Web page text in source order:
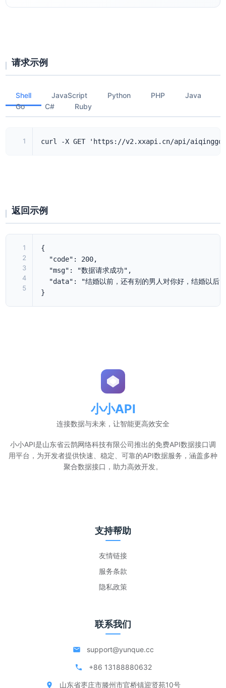
请求示例
Shell JavaScript Python PHP
Java
Go
C# Ruby
1 curl -X GET 'https://v2.xxapi.cn/api/
返回示例
1
2
3
4
5
{
  "code": 200,
  "msg": "数据请求成功",
"data": "结婚以前，还有别的男人对你好，结婚以后
}
小小API
连接数据与未来，让智能更高效安全
小小API是山东省云鹊网络科技有限公司推出的免费API数据接口调
用平台，为开发者提供快速、稳定、可靠的API数据服务，涵盖多种
聚合数据接口，助力高效开发。
支持帮助
友情链接
服务条款
隐私政策
联系我们
support@yunque.cc
+86 13188880632
山东省枣庄市滕州市官桥镇迎贤苑10号